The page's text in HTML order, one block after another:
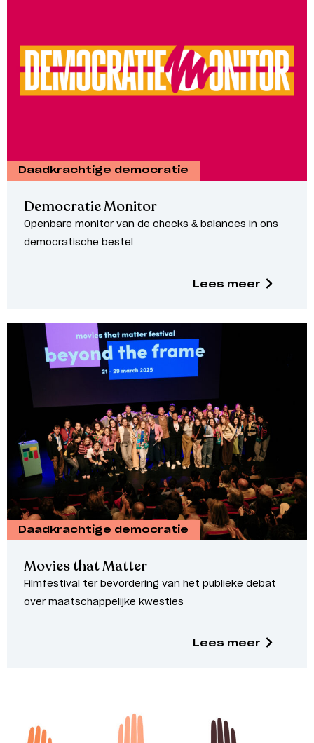
Daadkrachtige democratie
Democratie Monitor
Openbare monitor van de checks & balances in ons
democratische bestel
Lees meer
Daadkrachtige democratie
Movies that Matter
Filmfestival ter bevordering van het publieke debat
over maatschappelijke kwesties
Lees meer